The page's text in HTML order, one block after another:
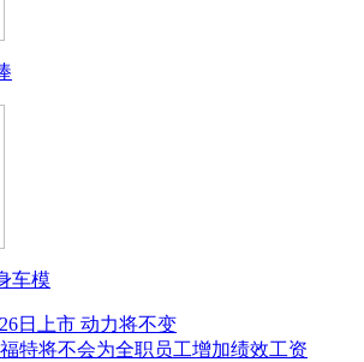
车模
日上市 动力将不变
特将不会为全职员工增加绩效工资